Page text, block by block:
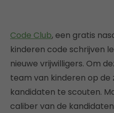
Code Club, een gratis
kinderen code schrijven
nieuwe vrijwilligers. Om
team van kinderen op de
kandidaten te scouten.
caliber van de